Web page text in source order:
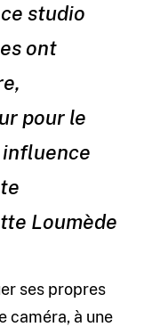
studio
ont
pour le
Loumède
ses propres
caméra, à une